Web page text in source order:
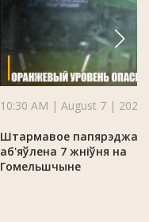
10:30 AM | August 7 | 2026
Штармавое
аб'яўлена 7 жніўня на
Гомельшчыне